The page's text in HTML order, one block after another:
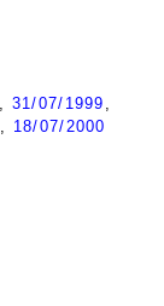
31/07/1999
18/07/2000